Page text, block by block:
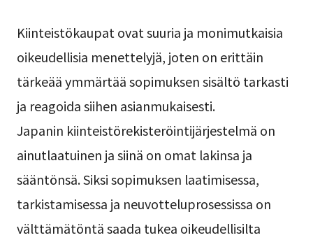
Kiinteistökaupat ovat suuria ja monimutkaisia ​​
oikeudellisia menettelyjä, joten on erittäin
tärkeää ymmärtää sopimuksen sisältö tarkasti
ja reagoida siihen asianmukaisesti.
Japanin kiinteistörekisteröintijärjestelmä on
ainutlaatuinen ja siinä on omat lakinsa ja
sääntönsä. Siksi sopimuksen laatimisessa,
tarkistamisessa ja neuvotteluprosessissa on
välttämätöntä saada tukea oikeudellisilta